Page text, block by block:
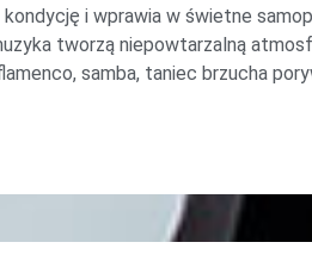
i wprawia w świetne
tworzą niepowtarzalną
samba, taniec brzucha